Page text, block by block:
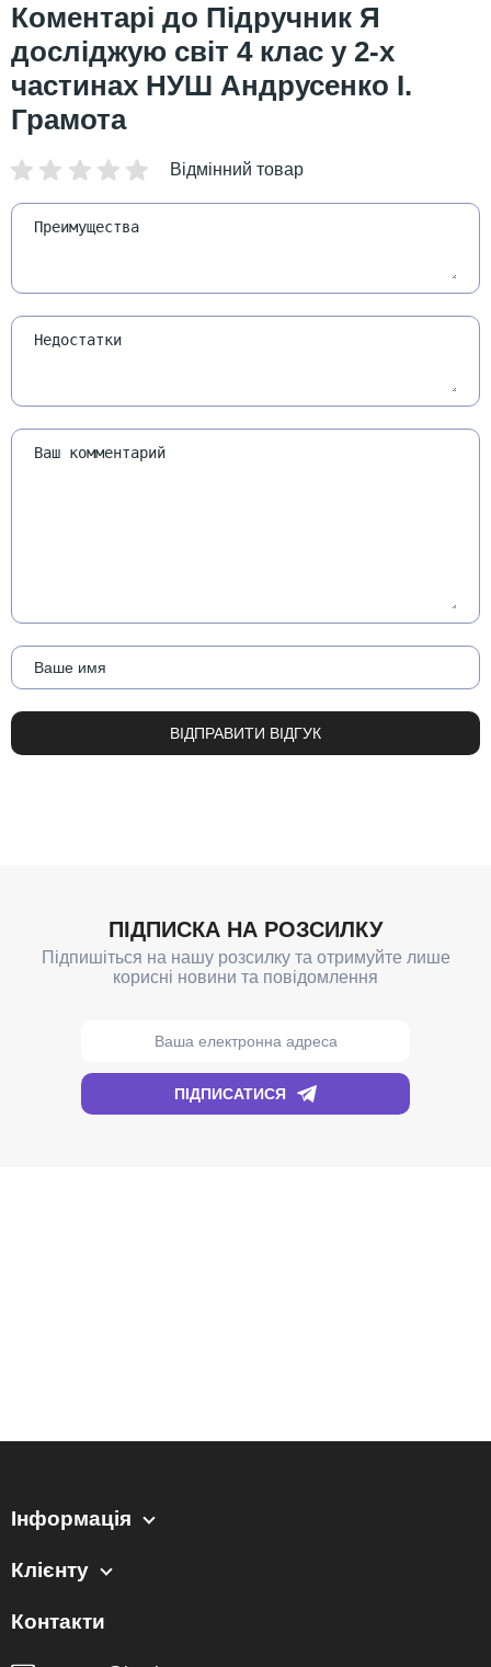
Підручник Я
досліджую світ 4 клас у 2-х
частинах НУШ Андрусенко І.
Грамота
Інформація
Клієнту